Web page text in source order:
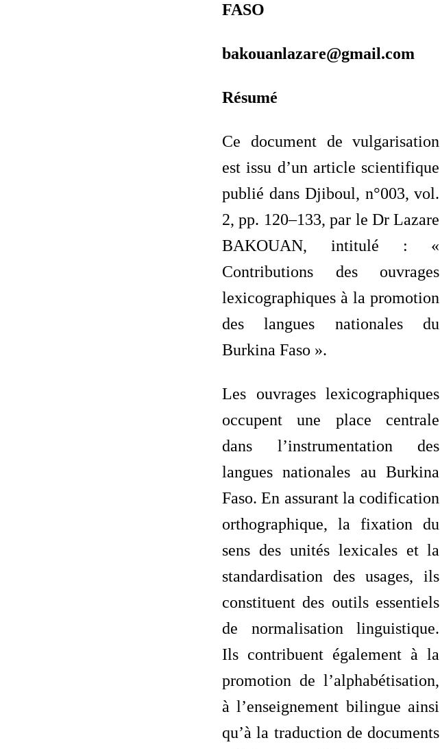
FASO
bakouanlazare@gmail.com
Résumé
Ce document de vulgarisation
est issu d’un article scientifique
publié dans Djiboul, n°003, vol.
2, pp. 120–133, par le Dr Lazare
BAKOUAN, intitulé : «
Contributions des ouvrages
lexicographiques à la promotion
des langues nationales du
Burkina Faso ».
Les ouvrages lexicographiques
occupent une place centrale
dans l’instrumentation des
langues nationales au Burkina
Faso. En assurant la codification
orthographique, la fixation du
sens des unités lexicales et la
standardisation des usages, ils
constituent des outils essentiels
de normalisation linguistique.
Ils contribuent également à la
promotion de l’alphabétisation,
à l’enseignement bilingue ainsi
qu’à la traduction de documents